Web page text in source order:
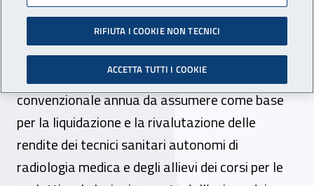
Delibera Inail C.d.A. n. 45
del 26 marzo 2025
Determinazione della retribuzione
convenzionale annua da assumere come base
per la liquidazione e la rivalutazione delle
rendite dei tecnici sanitari autonomi di
radiologia medica e degli allievi dei corsi per le
RIFIUTA I COOKIE NON TECNICI
ACCETTA TUTTI I COOKIE